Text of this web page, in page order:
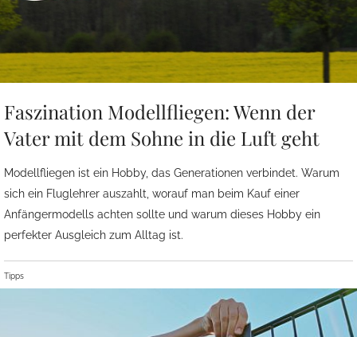
Faszination Modellfliegen: Wenn der
Vater mit dem Sohne in die Luft geht
Modellfliegen ist ein Hobby, das Generationen verbindet. Warum
sich ein Fluglehrer auszahlt, worauf man beim Kauf einer
Anfängermodells achten sollte und warum dieses Hobby ein
perfekter Ausgleich zum Alltag ist.
Tipps